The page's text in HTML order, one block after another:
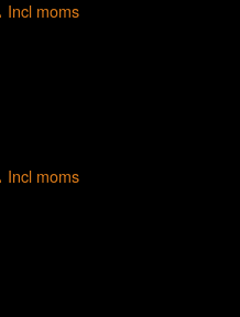
Incl moms
Incl moms